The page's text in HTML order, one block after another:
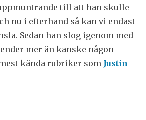
till att han skulle
nu i efterhand så kan vi endast
Sedan han slog igenom med
mer än kanske någon
kända rubriker som Justin